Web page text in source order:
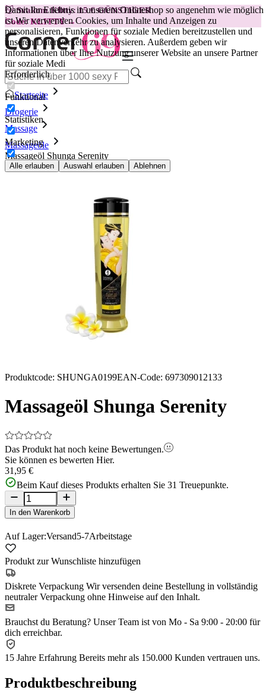
Damit Ihr Erlebnis in unserem Onlineshop so angenehm wie möglich
ist.Wir verwenden Cookies, um Inhalte und Anzeigen zu
personalisieren, Funktionen für soziale Medien bereitzustellen und
unseren Datenverkehr zu analysieren. Außerdem geben wir
Informationen über Ihre Nutzung unserer Website an unsere Partner
für soziale Medi
Erforderlich
Funktional
Statistiken
Marketing
Alle erlauben Auswahl erlauben Ablehnen
😽Svakom Klitty: 15 € GÜNSTIGER
Code: KLITTY →
Startseite
Drogerie
Massage
Massageöle
Massageöl Shunga Serenity
Produktcode: SHUNGA0199EAN-Code: 697309012133
Massageöl Shunga Serenity
Das Produkt hat noch keine Bewertungen.
Sie können es bewerten Hier.
31,95 €
Beim Kauf dieses Produkts erhalten Sie 31 Treuepunkte.
In den Warenkorb
Auf Lager:Versand5-7Arbeitstage
Produkt zur Wunschliste hinzufügen
Diskrete Verpackung Wir versenden deine Bestellung in vollständig
neutraler Verpackung ohne Hinweise auf den Inhalt.
Brauchst du Beratung? Unser Team ist von Mo - Sa 9:00 - 20:00 für
dich erreichbar.
15 Jahre Erfahrung Bereits mehr als 150.000 Kunden vertrauen uns.
Produktbeschreibung